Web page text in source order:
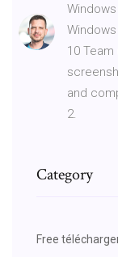
10
and
2.
Category
Free